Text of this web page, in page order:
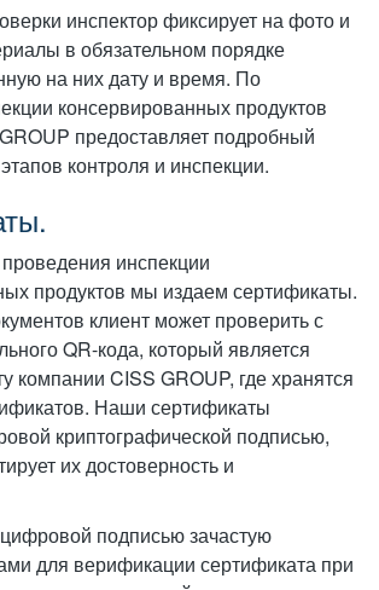
инспектор фиксирует на фото и
в обязательном порядке
на них дату и время. По
консервированных продуктов
предоставляет подробный
контроля и инспекции.
инспекции
продуктов мы издаем сертификаты.
клиент может проверить с
QR-кода, который является
компании CISS GROUP, где хранятся
Наши сертификаты
криптографической подписью,
их достоверность и
подписью зачастую
для верификации сертификата при